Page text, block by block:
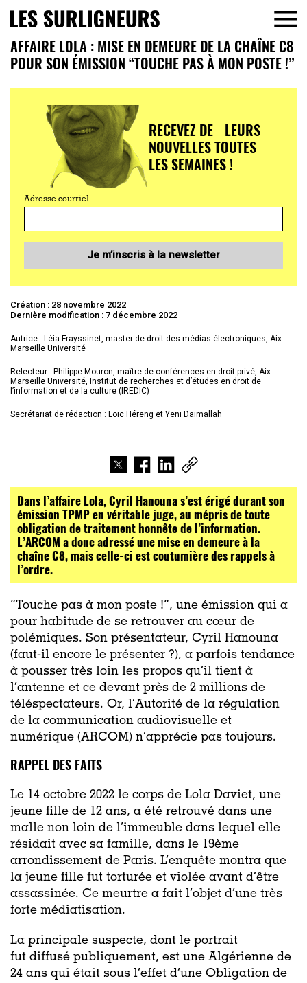
AFFAIRE LOLA : MISE EN DEMEURE DE LA CHAÎNE C8
POUR SON ÉMISSION “TOUCHE PAS À MON POSTE !”
RECEVEZ DE LEURS
NOUVELLES TOUTES
LES SEMAINES !
Adresse courriel
Je m’inscris à la newsletter
Création : 28 novembre 2022
Dernière modification : 7 décembre 2022
Autrice : Léia Frayssinet, master de droit des médias électroniques, Aix-
Marseille Université
Relecteur : Philippe Mouron, maître de conférences en droit privé, Aix-
Marseille Université, Institut de recherches et d’études en droit de
l’information et de la culture (IREDIC)
Secrétariat de rédaction : Loïc Héreng et Yeni Daimallah
Dans l’affaire Lola, Cyril Hanouna s’est érigé durant son
émission TPMP en véritable juge, au mépris de toute
obligation de traitement honnête de l’information.
L’ARCOM a donc adressé une mise en demeure à la
chaîne C8, mais celle-ci est coutumière des rappels à
l’ordre.
“Touche pas à mon poste !”, une émission qui a
pour habitude de se retrouver au cœur de
polémiques. Son présentateur, Cyril Hanouna
(faut-il encore le présenter ?), a parfois tendance
à pousser très loin les propos qu’il tient à
l’antenne et ce devant près de 2 millions de
téléspectateurs. Or, l’Autorité de la régulation
de la communication audiovisuelle et
numérique (ARCOM) n’apprécie pas toujours.
RAPPEL DES FAITS
Le 14 octobre 2022 le corps de Lola Daviet, une
jeune fille de 12 ans, a été retrouvé dans une
malle non loin de l’immeuble dans lequel elle
résidait avec sa famille, dans le 19ème
arrondissement de Paris. L’enquête montra que
la jeune fille fut torturée et violée avant d’être
assassinée. Ce meurtre a fait l’objet d’une très
forte médiatisation.
La principale suspecte, dont le portrait
fut diffusé publiquement, est une Algérienne de
24 ans qui était sous l’effet d’une Obligation de